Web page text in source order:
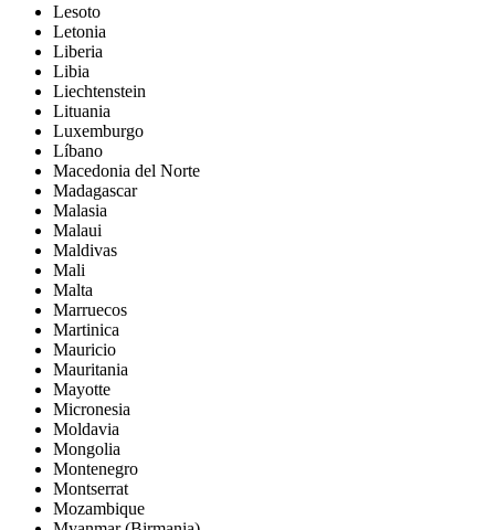
Lesoto
Letonia
Liberia
Libia
Liechtenstein
Lituania
Luxemburgo
Líbano
Macedonia del Norte
Madagascar
Malasia
Malaui
Maldivas
Mali
Malta
Marruecos
Martinica
Mauricio
Mauritania
Mayotte
Micronesia
Moldavia
Mongolia
Montenegro
Montserrat
Mozambique